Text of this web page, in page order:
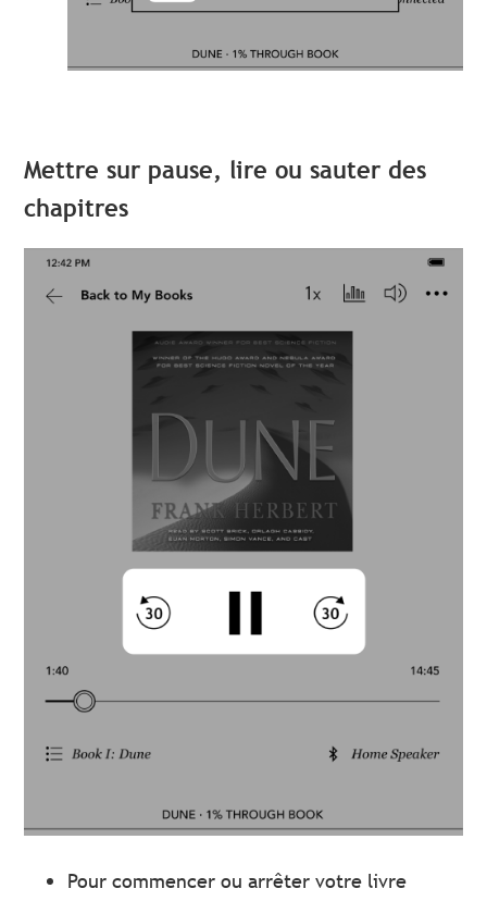
Mettre sur pause, lire ou sauter des
chapitres
Pour commencer ou arrêter votre livre